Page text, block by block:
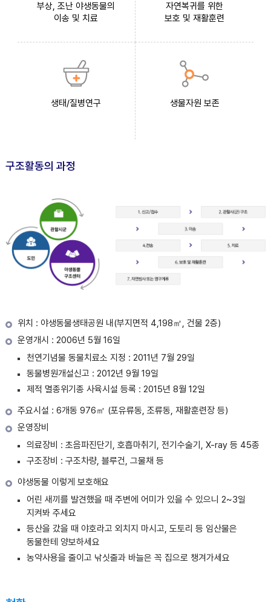
부상, 조난 야생동물의
이송 및 치료
자연복귀를 위한
보호 및 재활훈련
생태/질병연구 생물자원 보존
구조활동의 과정
위치 : 야생동물생태공원 내(부지면적 4,198㎡, 건물 2층)
운영개시 : 2006년 5월 16일
천연기념물 동물치료소 지정 : 2011년 7월 29일
동물병원개설신고 : 2012년 9월 19일
제적 멸종위기종 사육시설 등록 : 2015년 8월 12일
주요시설 : 6개동 976㎡ (포유류동, 조류동, 재활훈련장 등)
운영장비
의료장비 : 초음파진단기, 호흡마취기, 전기수술기, X-ray 등 45종
구조장비 : 구조차량, 블루건, 그물채 등
야생동물 이렇게 보호해요
어린 새끼를 발견했을 때 주변에 어미가 있을 수 있으니 2~3일
지켜봐 주세요
등산을 갔을 때 야호라고 외치지 마시고, 도토리 등 임산물은
동물한테 양보하세요
농약사용을 줄이고 낚싯줄과 바늘은 꼭 집으로 챙겨가세요